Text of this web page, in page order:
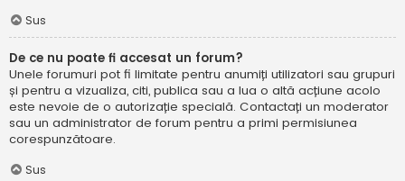
Sus
De ce nu poate fi accesat un forum?
Unele forumuri pot fi limitate pentru anumiți utilizatori sau grupuri
și pentru a vizualiza, citi, publica sau a lua o altă acțiune acolo
este nevoie de o autorizație specială. Contactați un moderator
sau un administrator de forum pentru a primi permisiunea
corespunzătoare.
Sus